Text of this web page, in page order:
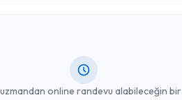
online randevu alabileceğin bir
Şükrü Şengün